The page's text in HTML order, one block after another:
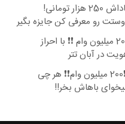
پاداش 250 هزار تومانی!
رو معرفی کن جایزه بگیر
😍 200 میلیون وام ❗❗ با احراز
در آبان تتر
❗❗200 میلیون وام❗❗ هر چی
باهاش بخر!!